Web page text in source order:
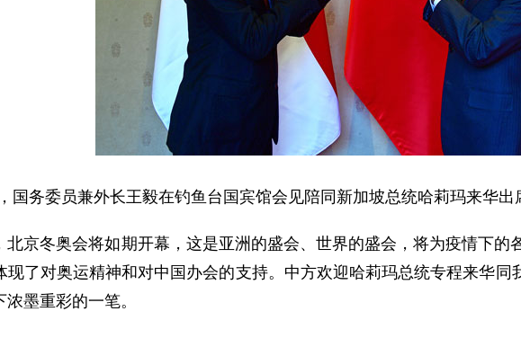
务委员兼外长王毅在钓鱼台国宾馆会见陪同新加坡总统哈莉玛来华出
冬奥会将如期开幕，这是亚洲的盛会、世界的盛会，将为疫情下的
现了对奥运精神和对中国办会的支持。中方欢迎哈莉玛总统专程来华同
墨重彩的一笔。